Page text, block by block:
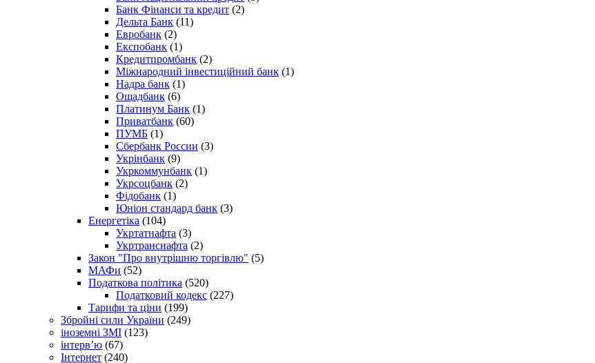
Банк Фінанси та кредит (2)
Дельта Банк (11)
Евробанк (2)
Експобанк (1)
Кредитпромбанк (2)
Міжнародний інвестиційний банк (1)
Надра банк (1)
Ощадбанк (6)
Платинум Банк (1)
Приватбанк (60)
ПУМБ (1)
Сбербанк России (3)
Укрінбанк (9)
Укркоммунбанк (1)
Укрсоцбанк (2)
Фідобанк (1)
Юніон стандард банк (3)
Енергетіка (104)
Укртатнафта (3)
Укртранснафта (2)
Закон "Про внутрішню торгівлю" (5)
МАФи (52)
Податкова політика (520)
Податковий кодекс (227)
Тарифи та ціни (199)
Збройні сили України (249)
іноземні ЗМІ (123)
інтерв’ю (67)
Інтернет (240)